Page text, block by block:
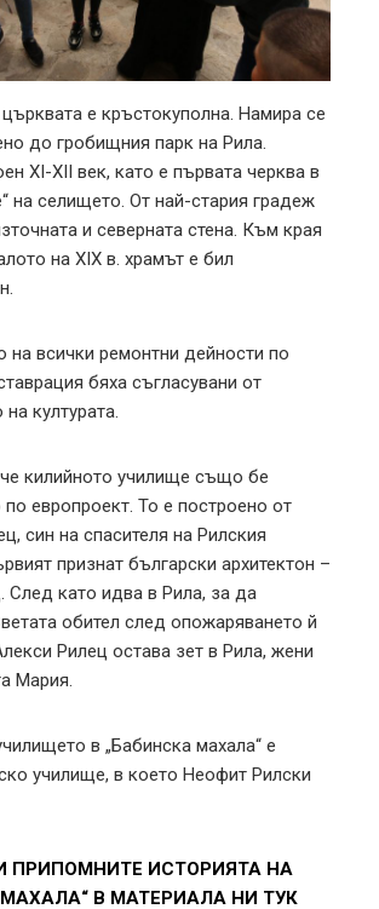
е кръстокуполна. Намира се
до гробищния парк на Рила.
ХІ-ХІІ век, като е първата черква в
на селището. От най-стария градеж
и северната стена. Към края
на ХІХ в. храмът е бил
на всички ремонтни дейности по
бяха съгласувани от
културата.
килийното училище също бе
по европроект. То е построено от
син на спасителя на Рилския
признат български архитектон –
След като идва в Рила, за да
обител след опожаряването й
Рилец остава зет в Рила, жени
Мария.
в „Бабинска махала“ е
училище, в което Неофит Рилски
ПРИПОМНИТЕ ИСТОРИЯТА НА
В МАТЕРИАЛА НИ ТУК